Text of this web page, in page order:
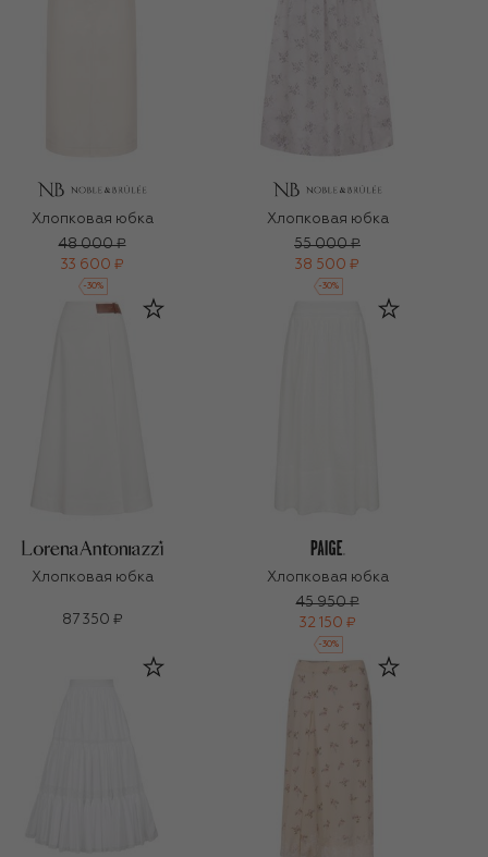
Хлопковая юбка
48 000 ₽
33 600 ₽
-30%
Хлопковая юбка
55 000 ₽
38 500 ₽
-30%
Хлопковая юбка
87 350 ₽
Хлопковая юбка
45 950 ₽
32 150 ₽
-30%